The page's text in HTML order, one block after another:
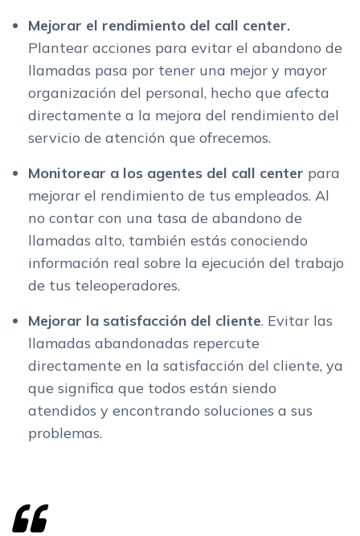
Mejorar el rendimiento del call center.
Plantear acciones para evitar el abandono de
llamadas pasa por tener una mejor y mayor
organización del personal, hecho que afecta
directamente a la mejora del rendimiento del
servicio de atención que ofrecemos.
Monitorear a los agentes del call center para
mejorar el rendimiento de tus empleados. Al
no contar con una tasa de abandono de
llamadas alto, también estás conociendo
información real sobre la ejecución del trabajo
de tus teleoperadores.
Mejorar la satisfacción del cliente. Evitar las
llamadas abandonadas repercute
directamente en la satisfacción del cliente, ya
que significa que todos están siendo
atendidos y encontrando soluciones a sus
problemas.